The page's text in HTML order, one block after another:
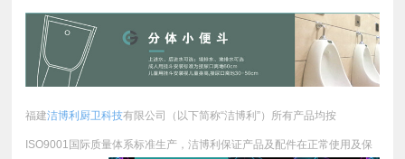
福建洁博利厨卫科技有限公司（以下简称“洁博利”）所有产品均按
ISO9001国际质量体系标准生产，洁博利保证产品及配件在正常使用及保